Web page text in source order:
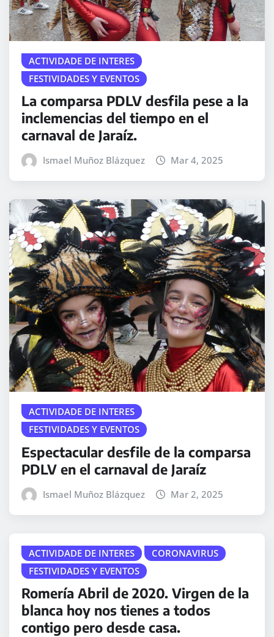
ACTIVIDADE DE INTERES
FESTIVIDADES Y EVENTOS
La comparsa PDLV desfila pese a la
inclemencias del tiempo en el
carnaval de Jaraíz.
Ismael Muñoz Blázquez Mar 4, 2025
ACTIVIDADE DE INTERES
FESTIVIDADES Y EVENTOS
Espectacular desfile de la comparsa
PDLV en el carnaval de Jaraíz
Ismael Muñoz Blázquez Mar 2, 2025
ACTIVIDADE DE INTERES
CORONAVIRUS
FESTIVIDADES Y EVENTOS
Romería Abril de 2020. Virgen de la
blanca hoy nos tienes a todos
contigo pero desde casa.